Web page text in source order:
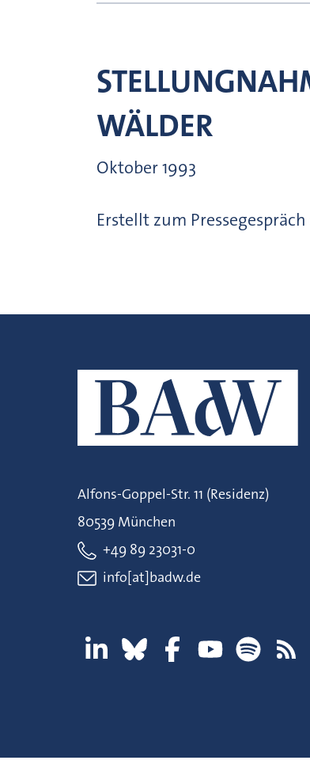
WÄLDER
Oktober 1993
Erstellt zum
Alfons-Goppel-Str. 11 (Residenz)
80539 München
+49 89 23031-0
info[at]badw.de